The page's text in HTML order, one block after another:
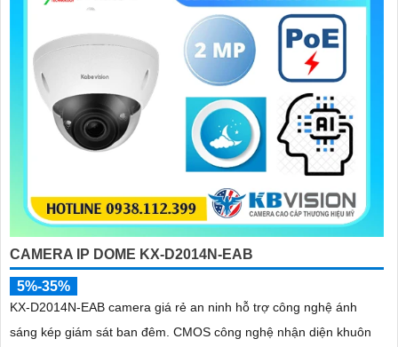
CAMERA IP DOME KX-D2014N-EAB
5%-35%
KX-D2014N-EAB camera giá rẻ an ninh hỗ trợ công nghệ ánh
sáng kép giám sát ban đêm. CMOS công nghệ nhận diện khuôn